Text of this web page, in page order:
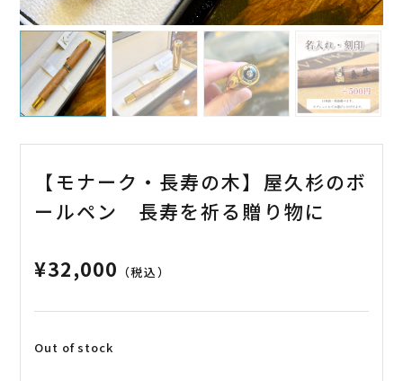
【モナーク・長寿の木】屋久杉のボ
ールペン 長寿を祈る贈り物に
¥32,000 （税込）
Out of stock